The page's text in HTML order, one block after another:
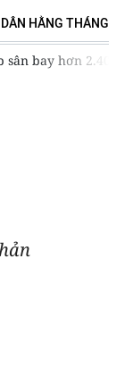
HẰNG THÁNG
nâng cao năng